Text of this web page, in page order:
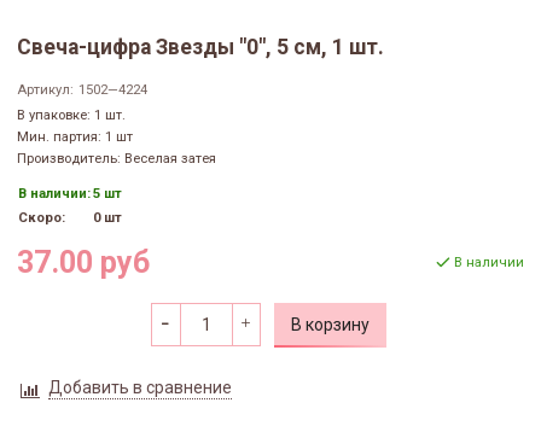
Свеча-цифра Звезды "0", 5 см, 1 шт.
Артикул: 1502—4224
В упаковке: 1 шт.
Мин. партия: 1 шт
Производитель: Веселая затея
В наличии:5 шт
Скоро:
0 шт
37.00 руб В наличии
В корзину
Добавить в сравнение